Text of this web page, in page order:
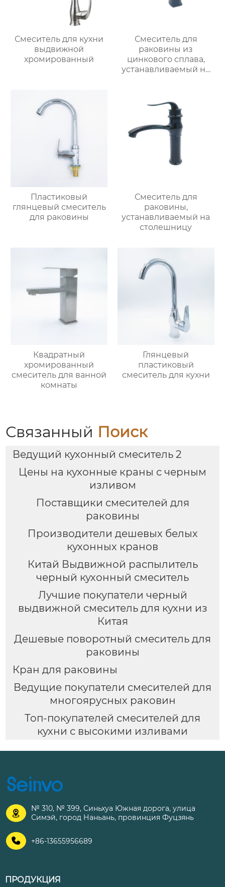
Смеситель для кухни
выдвижной
хромированный
Смеситель для
раковины из
цинкового сплава,
устанавливаемый на
Пластиковый
глянцевый смеситель
для раковины
Смеситель для
раковины,
устанавливаемый на
столешницу
Квадратный
хромированный
смеситель для ванной
комнаты
Глянцевый
пластиковый
смеситель для кухни
Связанный Поиск
Ведущий кухонный смеситель 2
Цены на кухонные краны с черным
изливом
Поставщики смесителей для
раковины
Производители дешевых белых
кухонных кранов
Китай Выдвижной распылитель
черный кухонный смеситель
Лучшие покупатели черный
выдвижной смеситель для кухни из
Китая
Дешевые поворотный смеситель для
раковины
Кран для раковины
Ведущие покупатели смесителей для
многоярусных раковин
Топ-покупателей смесителей для
кухни с высокими изливами

№ 310, № 399, Синьхуа Южная дорога, улица
Симэй, город Наньань, провинция Фуцзянь
 +86-13655956689
ПРОДУКЦИЯ